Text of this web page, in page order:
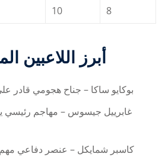
10 8
أبرز اللاعبين
بوكايو ساكا – جناح هجومي قادر
غابرييل جيسوس – مهاجم رئيسي
كاسبر شمايكل – عنصر دفاعي مهم